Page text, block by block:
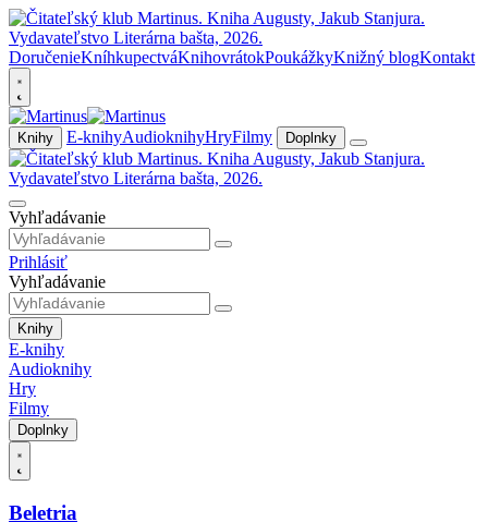
DoručenieKníhkupectváKnihovrátokPoukážkyKnižný blogKontakt
Knihy E-knihyAudioknihyHryFilmy Doplnky
Vyhľadávanie
Prihlásiť
Vyhľadávanie
Knihy
E-knihy
Audioknihy
Hry
Filmy
Doplnky
Beletria